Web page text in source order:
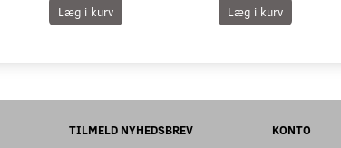
Læg i kurv Læg i kurv
TILMELD NYHEDSBREV
KONTO